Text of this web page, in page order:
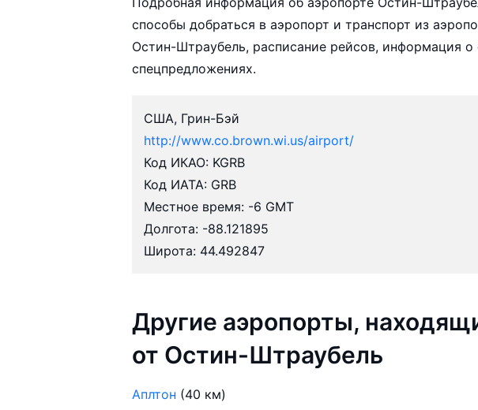
способы добраться в аэропорт и транспорт из
Остин-Штраубель, расписание рейсов, информация
спецпредложениях.
США, Грин-Бэй
http://www.co.brown.wi.us/airport/
Код ИКАО: KGRB
Код ИАТА: GRB
Местное время: -6 GMT
Долгота: -88.121895
Широта: 44.492847
Другие аэропорты,
от Остин-Штраубель
Аплтон (40 км)